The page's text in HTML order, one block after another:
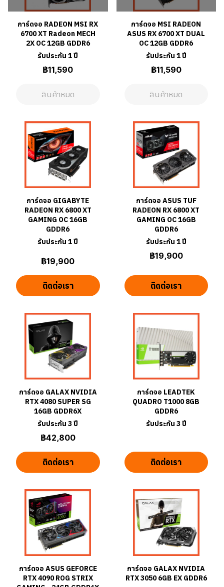
การ์ดจอ RADEON MSI RX
6700 XT Radeon MECH
2X OC 12GB GDDR6
รับประกัน 1 ปี
฿11,590
สินค้าหมด
การ์ดจอ MSI RADEON
ASUS RX 6700 XT DUAL
OC 12GB GDDR6
รับประกัน 1 ปี
฿11,590
สินค้าหมด
การ์ดจอ GIGABYTE
RADEON RX 6800 XT
GAMING OC 16GB
GDDR6
รับประกัน 1 ปี
฿19,900
ติดต่อเรา
การ์ดจอ ASUS TUF
RADEON RX 6800 XT
GAMING OC 16GB
GDDR6
รับประกัน 1 ปี
฿19,900
ติดต่อเรา
การ์ดจอ GALAX NVIDIA
RTX 4080 SUPER SG
16GB GDDR6X
รับประกัน 3 ปี
฿42,800
ติดต่อเรา
การ์ดจอ LEADTEK
QUADRO T1000 8GB
GDDR6
รับประกัน 3 ปี
ติดต่อเรา
การ์ดจอ ASUS GEFORCE
RTX 4090 ROG STRIX
การ์ดจอ GALAX NVIDIA
RTX 3050 6GB EX GDDR6